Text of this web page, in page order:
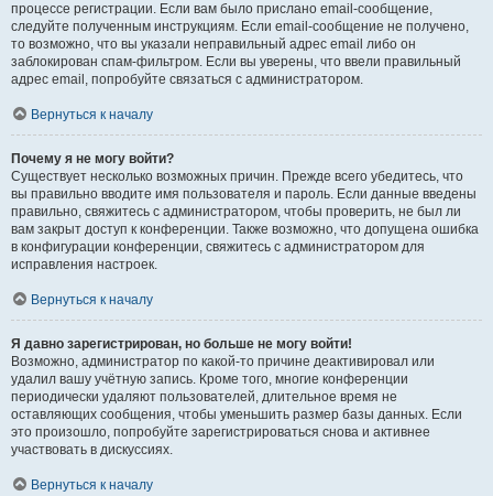
процессе регистрации. Если вам было прислано email-сообщение,
следуйте полученным инструкциям. Если email-сообщение не получено,
то возможно, что вы указали неправильный адрес email либо он
заблокирован спам-фильтром. Если вы уверены, что ввели правильный
адрес email, попробуйте связаться с администратором.
Вернуться к началу
Почему я не могу войти?
Существует несколько возможных причин. Прежде всего убедитесь, что
вы правильно вводите имя пользователя и пароль. Если данные введены
правильно, свяжитесь с администратором, чтобы проверить, не был ли
вам закрыт доступ к конференции. Также возможно, что допущена ошибка
в конфигурации конференции, свяжитесь с администратором для
исправления настроек.
Вернуться к началу
Я давно зарегистрирован, но больше не могу войти!
Возможно, администратор по какой-то причине деактивировал или
удалил вашу учётную запись. Кроме того, многие конференции
периодически удаляют пользователей, длительное время не
оставляющих сообщения, чтобы уменьшить размер базы данных. Если
это произошло, попробуйте зарегистрироваться снова и активнее
участвовать в дискуссиях.
Вернуться к началу